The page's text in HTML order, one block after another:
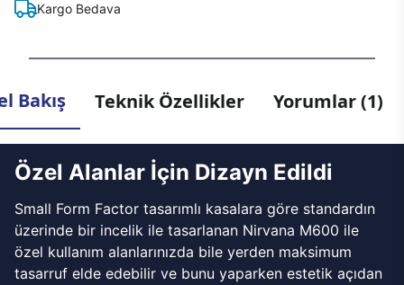
Kargo Bedava
Bakış Teknik Özellikler Yorumlar (1)
Özel Alanlar İçin Dizayn Edildi
Small Form Factor tasarımlı kasalara göre standardın
üzerinde bir incelik ile tasarlanan Nirvana M600 ile
özel kullanım alanlarınızda bile yerden maksimum
tasarruf elde edebilir ve bunu yaparken estetik açıdan